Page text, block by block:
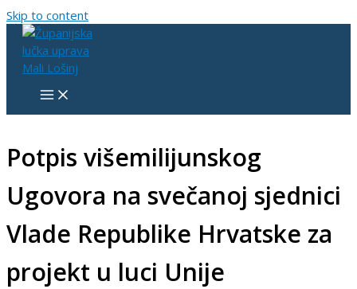
Skip to content
Potpis višemilijunskog
Ugovora na svečanoj sjednici
Vlade Republike Hrvatske za
projekt u luci Unije